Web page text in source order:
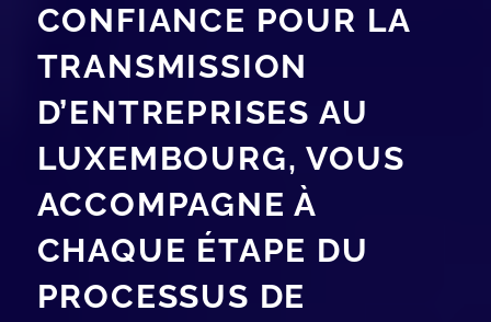
CONFIANCE POUR LA
TRANSMISSION
D’ENTREPRISES AU
LUXEMBOURG, VOUS
ACCOMPAGNE À
CHAQUE ÉTAPE DU
PROCESSUS DE